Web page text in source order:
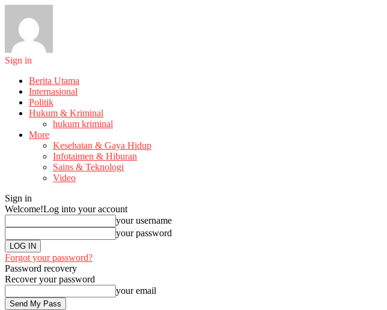
Sign in
Berita Utama
Internasional
Politik
Hukum & Kriminal
hukum kriminal
More
Kesehatan & Gaya Hidup
Infotaimen & Hiburan
Sains & Teknologi
Video
Sign in
Welcome!Log into your account
your username
your password
Forgot your password?
Password recovery
Recover your password
your email